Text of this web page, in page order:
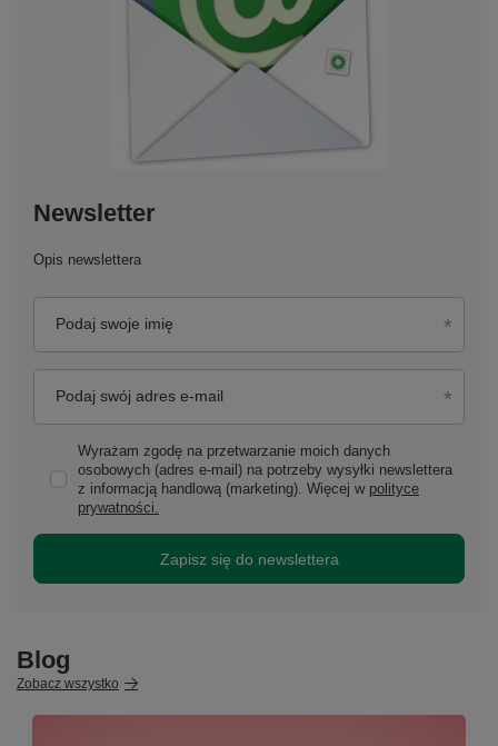
Newsletter
Opis newslettera
Podaj swoje imię
Podaj swój adres e-mail
Wyrażam zgodę na przetwarzanie moich danych
osobowych (adres e-mail) na potrzeby wysyłki newslettera
z informacją handlową (marketing). Więcej w polityce
prywatności.
Zapisz się do newslettera
Blog
Zobacz wszystko